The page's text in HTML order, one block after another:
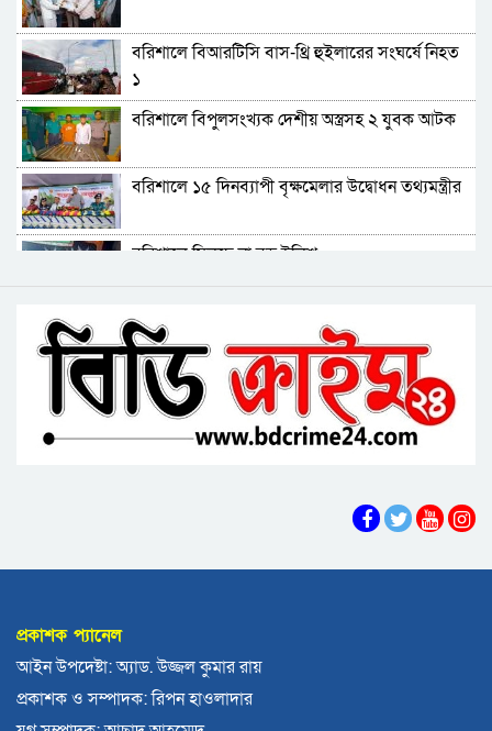
বঙ্গোপসাগরের এক রূপচাঁদার দাম ৪ হাজার টাকায়
বরিশালে বাল্কহেডের ধাক্কায় সেতু ধস, চলাচল বন্ধ
বিএমপির ২২তম কমিশনার হিসেবে যোগ দিলেন আবু
রায়হান মুহম্মদ সালেহ
বরিশাল থেকে যেন কোনো রোগীকে ঢাকায় যেতে না
হাজার টাকা জরিমানা
বরিশালে বিআরটিসি বাস-থ্রি হুইলারের সংঘর্ষে নিহত
১
বরিশালে বিপুলসংখ্যক দেশীয় অস্ত্রসহ ২ যুবক আটক
বরিশালে ১৫ দিনব্যাপী বৃক্ষমেলার উদ্বোধন তথ্যমন্ত্রীর
বরিশালে মিলছে না বড় ইলিশ
বিএনপি নেতাকর্মীদের ‘খাই খাই’ বন্ধের আহ্বান এমপি
জামালের
বরিশালে খাদ্যবান্ধব কর্মসূচির তালিকায় বিএনপি
নেতার স্ত্রীর নাম
বঙ্গোপসাগরের এক রূপচাঁদার দাম ৪ হাজার টাকায়
বিএমপির ২২তম কমিশনার হিসেবে যোগ দিলেন আবু
রায়হান মুহম্মদ সালেহ
বরিশাল থেকে যেন কোনো রোগীকে ঢাকায় যেতে না
প্রকাশক প্যানেল
আইন উপদেষ্টা: অ্যাড. উজ্জল কুমার রায়
প্রকাশক ও সম্পাদক: রিপন হাওলাদার